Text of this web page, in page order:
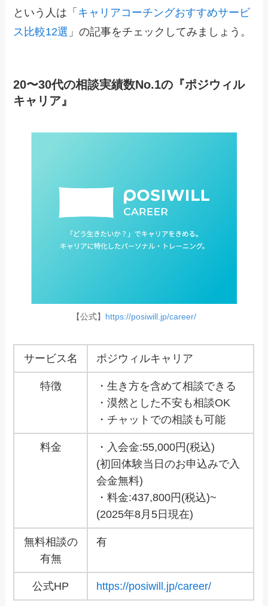
という人は「 キャリアコーチングおすすめサービ
ス比較12選 」の記事をチェックしてみましょう。
20〜30代の相談実績数No.1の『ポジウィル
キャリア』
【公式】 https://posiwill.jp/career/
サービス名 ポジウィルキャリア
特徴
・生き方を含めて相談できる
・漠然とした不安も相談OK
・チャットでの相談も可能
料金 ・入会金:55,000円 (税込)
(初回体験当日のお申込みで入
会金無料)
・料金:437,800円(税込)~
(2025年8月5日現在)
無料相談の
有無
有
公式HP https://posiwill.jp/career/